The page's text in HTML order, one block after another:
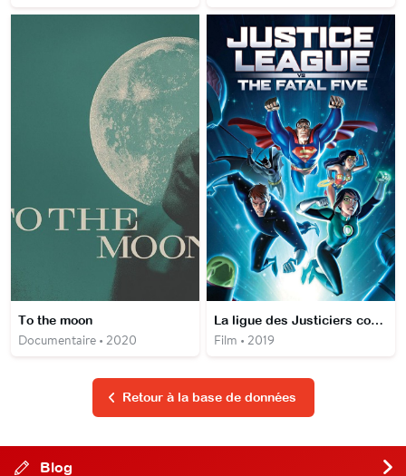
To the moon
Documentaire • 2020
La ligue des Justiciers contre les Fatal Five
Film • 2019
Retour à la base de données
Blog